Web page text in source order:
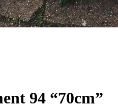
94 “70cm”